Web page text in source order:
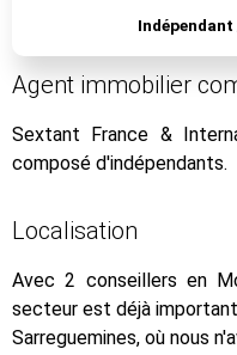
Agent immobilier
Sextant France &
composé d'indépendants.
Localisation
Avec 2 conseillers en
secteur est déjà
Sarreguemines, où nous